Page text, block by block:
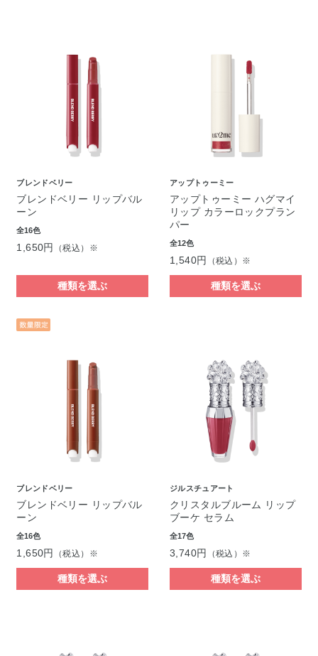
ブレンドベリー
ブレンドベリー リップバル
ーン
全16色
1,650円 （税込）※
種類を選ぶ
アップトゥーミー
アップトゥーミー ハグマイ
リップ カラーロックプラン
パー
全12色
1,540円 （税込）※
種類を選ぶ
ブレンドベリー
ブレンドベリー リップバル
ーン
全16色
1,650円 （税込）※
種類を選ぶ
ジルスチュアート
クリスタルブルーム リップ
ブーケ セラム
全17色
3,740円 （税込）※
種類を選ぶ